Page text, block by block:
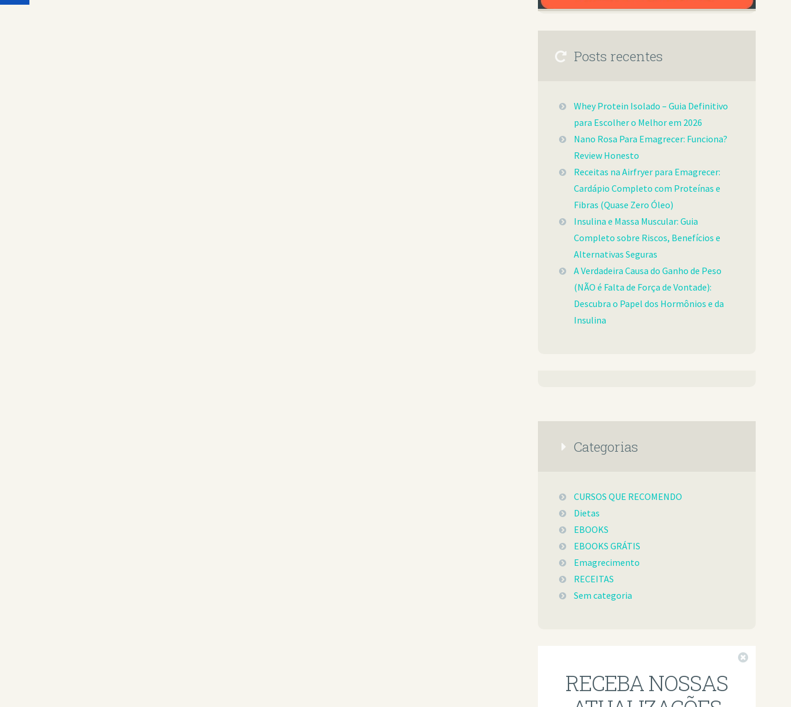
Posts recentes
Whey Protein Isolado – Guia Definitivo
para Escolher o Melhor em 2026
Nano Rosa Para Emagrecer: Funciona?
Review Honesto
Receitas na Airfryer para Emagrecer:
Cardápio Completo com Proteínas e
Fibras (Quase Zero Óleo)
Insulina e Massa Muscular: Guia
Completo sobre Riscos, Benefícios e
Alternativas Seguras
A Verdadeira Causa do Ganho de Peso
(NÃO é Falta de Força de Vontade):
Descubra o Papel dos Hormônios e da
Insulina
Categorias
CURSOS QUE RECOMENDO
Dietas
EBOOKS
EBOOKS GRÁTIS
Emagrecimento
RECEITAS
Sem categoria
RECEBA NOSSAS